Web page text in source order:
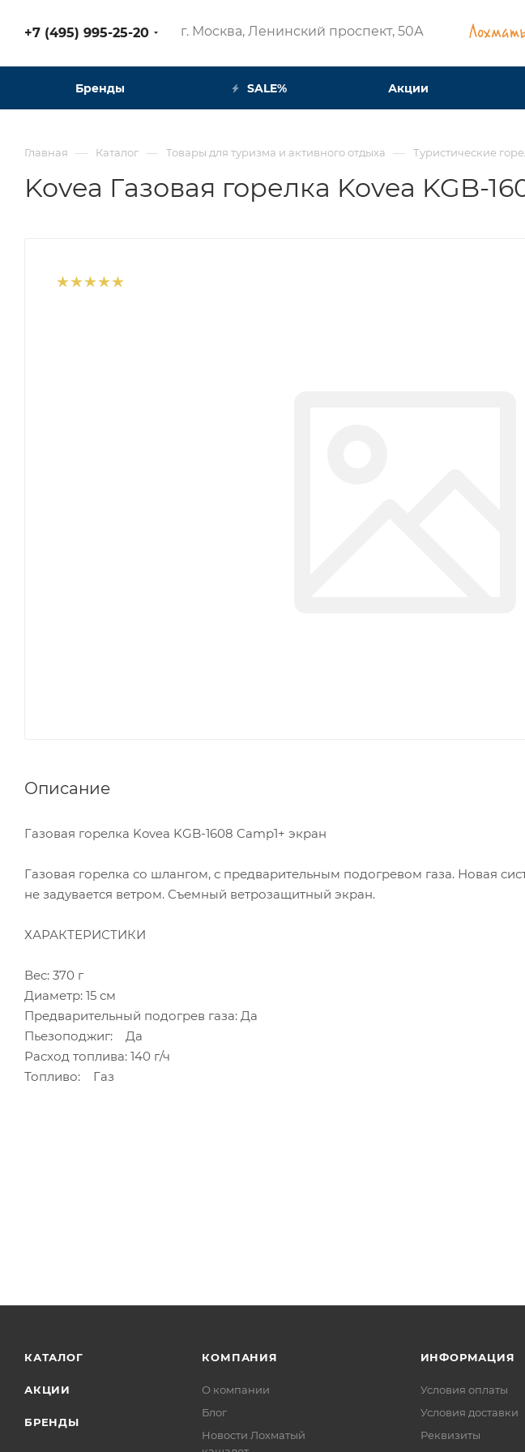
+7 (495) 995-25-20​ г. Москва, Ленинский проспект, 50А​
Бренды SALE% Акции
Главная — Каталог — Товары для туризма и активного отдыха — Туристические
Kovea Газовая горелка Kovea KGB-
Описание
Газовая горелка Kovea KGB-1608 Camp1+ экран
Газовая горелка со шлангом, с предварительным подогревом газа. Новая
не задувается ветром. Съемный ветрозащитный экран.
ХАРАКТЕРИСТИКИ
Вес: 370 г
Диаметр: 15 см
Предварительный подогрев газа: Да
Пьезоподжиг: Да
Расход топлива: 140 г/ч
Топливо: Газ
КАТАЛОГ
АКЦИИ
БРЕНДЫ
КОМПАНИЯ
О компании
Блог
Новости Лохматый
ИНФОРМАЦИЯ
Условия оплаты
Условия доставки
Реквизиты